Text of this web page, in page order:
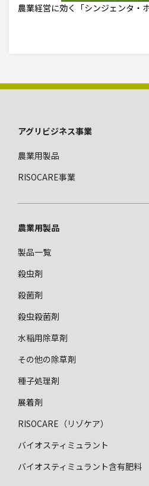
農業経営に効く「シンジェンタ・
フ
タ
メ
ュ
アグリビジネス事業
農業用製品
RISOCARE事業
農業用製品
製品⼀覧
殺虫剤
殺菌剤
殺⾍殺菌剤
水稲用除草剤
その他の除草剤
種⼦処理剤
展着剤
RISOCARE（リゾケア）
バイオスティミュラント
バイオスティミュラント含有肥料